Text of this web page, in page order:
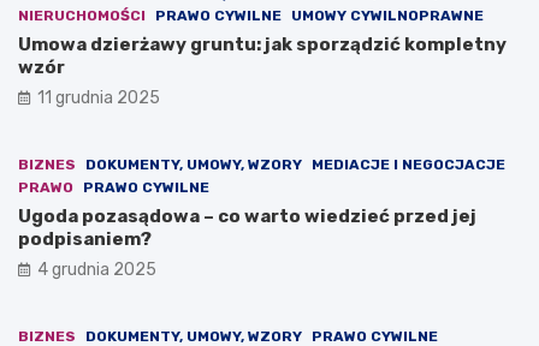
NIERUCHOMOŚCI
PRAWO CYWILNE UMOWY CYWILNOPRAWNE
Umowa dzierżawy gruntu: jak sporządzić kompletny
wzór
11 grudnia 2025
BIZNES DOKUMENTY, UMOWY, WZORY
MEDIACJE I NEGOCJACJE
PRAWO
PRAWO CYWILNE
Ugoda pozasądowa – co warto wiedzieć przed jej
podpisaniem?
4 grudnia 2025
BIZNES DOKUMENTY, UMOWY, WZORY
PRAWO CYWILNE